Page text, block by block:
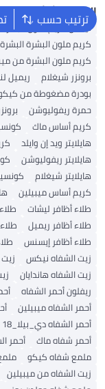
ترتيب حسب
البحث الشائع
نيكس كريم ملون البشرة
كريم ملون البشرة
كريم ملون البشرة من
برونزر شيغلام
ريميل
بودرة مضغوطة من
حمرة ريفوليوشن
كريم أساس ماك
هايلايتر ويد إن وايلد
هايلايتر ريفوليوشن
هايلايتر شيغلام
كريم أساس ميبيلين
طلاء أظافر ليشات
طلاء أظافر ريميل
طلاء أظافر إيسنس
زيت الشفاه نيكس
زيت الشفاه هاندايان
ريفلون أحمر الشفاه
أحمر الشفاه ميبيلين
أحمر الشفاه دي_بيلا_18
أحمر شفاه ماك
أحمر
ملمع شفاه كيكو
زيت الشفاه من ميبيلين